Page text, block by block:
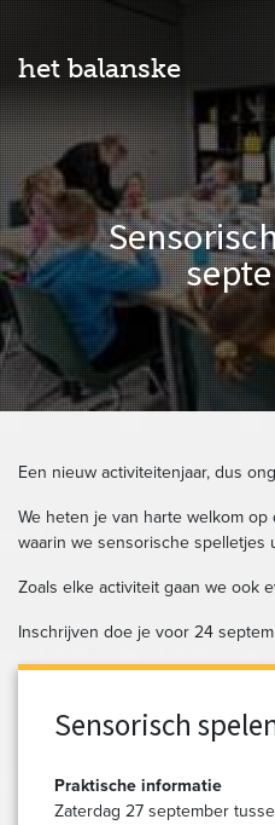
het balanske
Een nieuw activiteitenjaar, dus
We heten je van harte welkom
waarin we sensorische spelletjes
Zoals elke activiteit gaan we ook
Inschrijven doe je voor 24
Sensorisch
Praktische informatie
Zaterdag 27 september